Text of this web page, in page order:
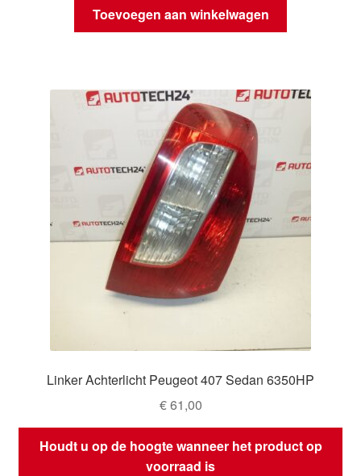
Toevoegen aan winkelwagen
Linker Achterlicht Peugeot 407 Sedan 6350HP
€61,00
Houdt u op de hoogte wanneer het product op
voorraad is